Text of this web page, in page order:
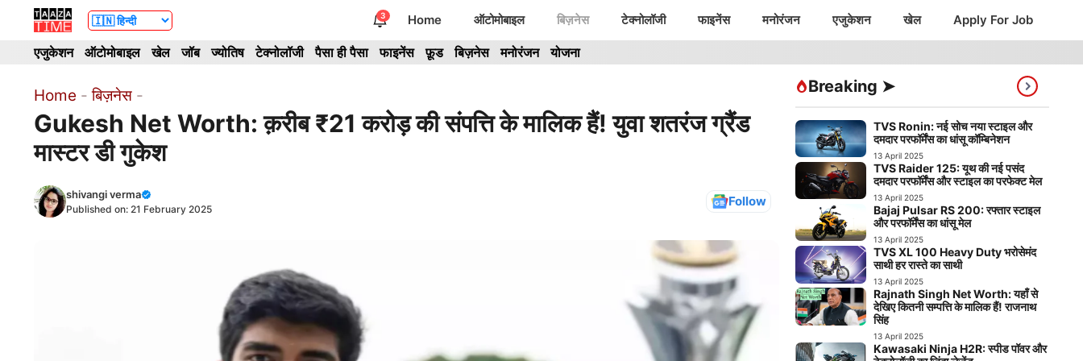
content
3 Home ऑटोमोबाइल बिज़नेस टेक्नोलॉजी फाइनेंस मनोरंजन एजुकेशन खेल Apply For Job
एजुकेशन ऑटोमोबाइल खेल जॉब ज्योतिष टेक्नोलॉजी पैसा ही पैसा फाइनेंस फ़ूड बिज़नेस मनोरंजन योजना
Home -बिज़नेस -
Gukesh Net Worth: क़रीब ₹21 करोड़ की संपत्ति के मालिक हैं! युवा शतरंज ग्रैंड
मास्टर डी गुकेश
shivangi verma
Published on: 21 February 2025 Follow
Breaking ➤
TVS Ronin: नई सोच नया स्टाइल और
दमदार परफॉर्मेंस का धांसू कॉम्बिनेशन
13 April 2025
TVS Raider 125: यूथ की नई पसंद
दमदार परफॉर्मेंस और स्टाइल का परफेक्ट मेल
13 April 2025
Bajaj Pulsar RS 200: रफ्तार स्टाइल
और परफॉर्मेंस का धांसू मेल
13 April 2025
TVS XL 100 Heavy Duty भरोसेमंद
साथी हर रास्ते का साथी
13 April 2025
Rajnath Singh Net Worth: यहाँ से
देखिए कितनी सम्पत्ति के मालिक हैं! राजनाथ
सिंह
13 April 2025
Kawasaki Ninja H2R: स्पीड पॉवर और